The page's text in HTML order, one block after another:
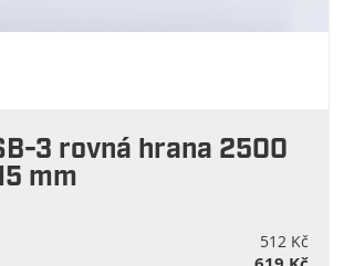
3 rovná hrana 2500
mm
512 Kč